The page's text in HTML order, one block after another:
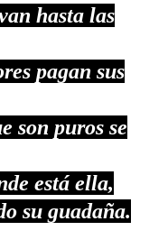
hasta las
pagan sus
son puros se
está ella,
su guadaña.